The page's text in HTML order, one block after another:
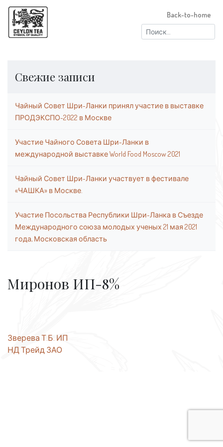
Найти:
Back-to-home
Свежие записи
Чайный Совет Шри-Ланки принял участие в выставке
ПРОДЭКСПО-2022 в Москве
Участие Чайного Совета Шри-Ланки в
международной выставке World Food Moscow 2021
Чайный Совет Шри-Ланки участвует в фестивале
«ЧАШКА» в Москве.
Участие Посольства Республики Шри-Ланка в Съезде
Международного союза молодых ученых 21 мая 2021
года, Московская область
Миронов ИП-8%
Навигация
по
Зверева Т.Б. ИП
НД Трейд ЗАО